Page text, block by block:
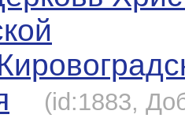
(id:1883,